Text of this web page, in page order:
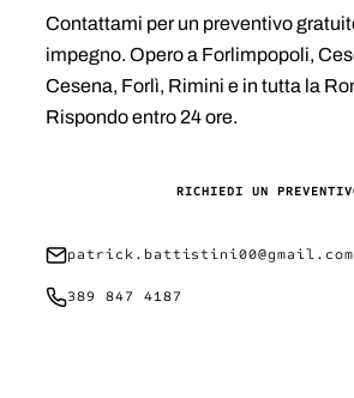
Contattami per un preventivo
impegno. Opero a Forlimpopoli,
Cesena, Forlì, Rimini e in tutta la
Rispondo entro 24 ore.
RICHIEDI UN
patrick.battistini00@gmail.com
389 847 4187